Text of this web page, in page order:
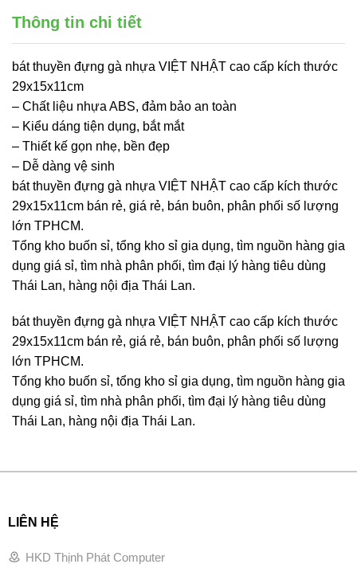
Thông tin chi tiết
bát thuyền đựng gà nhựa VIỆT NHẬT cao cấp kích thước
29x15x11cm
– Chất liệu nhựa ABS, đảm bảo an toàn
– Kiểu dáng tiện dụng, bắt mắt
– Thiết kế gọn nhẹ, bền đẹp
– Dễ dàng vệ sinh
bát thuyền đựng gà nhựa VIỆT NHẬT cao cấp kích thước
29x15x11cm bán rẻ, giá rẻ, bán buôn, phân phối số lượng
lớn TPHCM.
Tổng kho buốn sỉ, tổng kho sỉ gia dụng, tìm nguồn hàng gia
dụng giá sỉ, tìm nhà phân phối, tìm đại lý hàng tiêu dùng
Thái Lan, hàng nội địa Thái Lan.
bát thuyền đựng gà nhựa VIỆT NHẬT cao cấp kích thước
29x15x11cm bán rẻ, giá rẻ, bán buôn, phân phối số lượng
lớn TPHCM.
Tổng kho buốn sỉ, tổng kho sỉ gia dụng, tìm nguồn hàng gia
dụng giá sỉ, tìm nhà phân phối, tìm đại lý hàng tiêu dùng
Thái Lan, hàng nội địa Thái Lan.
LIÊN HỆ
HKD Thịnh Phát Computer